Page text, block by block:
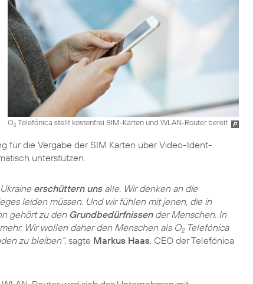
O2Telefónica stellt kostenfrei SIM-Karten und WLAN-Router bereit
für die Vergabe der SIM Karten über Video-Ident-
unterstützen.
erschüttern unsalle. Wir denken an die
leiden müssen. Und wir fühlen mit jenen, die in
gehört zu den Grundbedürfnissender Menschen. In
Wir wollen daher den Menschen als O2Telefónica
zu bleiben“, sagte Markus Haas, CEO der Telefónica